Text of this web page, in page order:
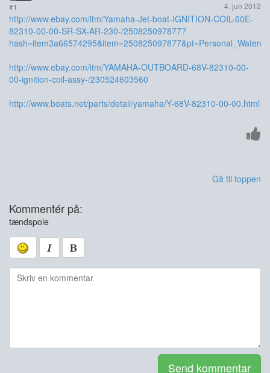
#1 4. jun 2012
http://www.ebay.com/itm/Yamaha-Jet-boat-IGNITION-COIL-60E-
82310-00-00-SR-SX-AR-230-/250825097877?
http://www.ebay.com/itm/YAMAHA-OUTBOARD-68V-82310-00-
00-ignition-coil-assy-/230524603560
http://www.boats.net/parts/detail/yamaha/Y-68V-82310-00-00.html
Gå til toppen
Kommentér på:
tændspole
Send kommentar